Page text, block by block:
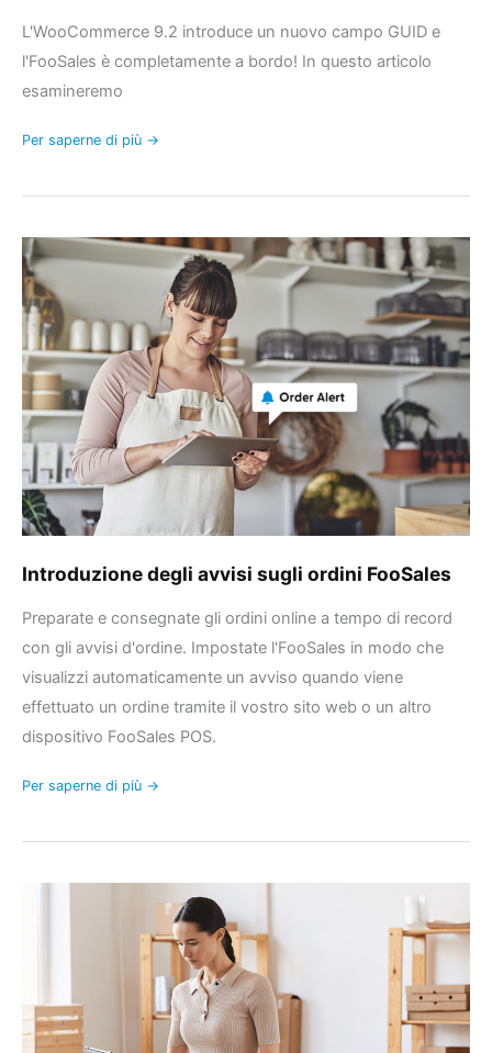
L'WooCommerce 9.2 introduce un nuovo campo GUID e
l'FooSales è completamente a bordo! In questo articolo
esamineremo
Per saperne di più →
Introduzione degli avvisi sugli ordini FooSales
Preparate e consegnate gli ordini online a tempo di record
con gli avvisi d'ordine. Impostate l'FooSales in modo che
visualizzi automaticamente un avviso quando viene
effettuato un ordine tramite il vostro sito web o un altro
dispositivo FooSales POS.
Introduzione
degli
avvisi
sugli
ordini
FooSales
Per saperne di più →
dettagli